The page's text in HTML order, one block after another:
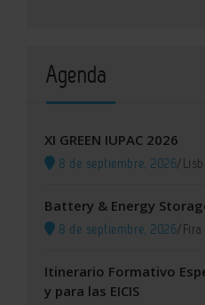
Agenda
XI GREEN IUPAC 2026
8 de septiembre, 2026/
Battery & Energy
8 de septiembre, 2026/
Itinerario Formativo
y para las EICIS